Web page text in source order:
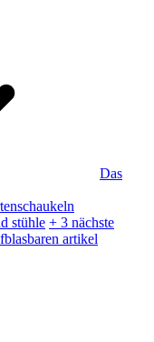
Das
stühle + 3 nächste
artikel